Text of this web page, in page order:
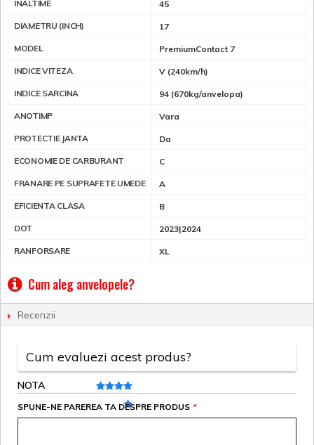
INALTIME 45
DIAMETRU (INCH) 17
MODEL PremiumContact 7
INDICE VITEZA V (240km/h)
INDICE SARCINA 94 (670kg/anvelopa)
ANOTIMP Vara
PROTECTIE JANTA Da
ECONOMIE DE CARBURANT C
FRANARE PE SUPRAFETE UMEDE A
EFICIENTA CLASA B
DOT 2023|2024
RANFORSARE XL
Cum aleg anvelopele?
Recenzii
Cum evaluezi acest produs?
NOTA
*
SPUNE-NE PAREREA TA DESPRE PRODUS